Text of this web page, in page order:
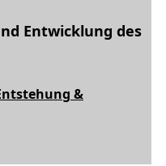
Entwicklung des
&